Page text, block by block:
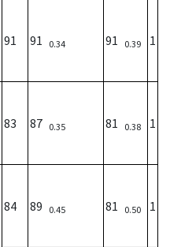
91 91 0.34 91 0.39 1
83 87 0.35 81 0.38 1
84 89 0.45 81 0.50 1